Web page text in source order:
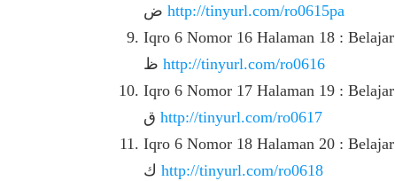
http://tinyurl.com/ro0615pa
Iqro 6 Nomor 16 Halaman 18 : Belajar نْ (Nun Sukun) atau Tanwin Bertemu ط
http://tinyurl.com/ro0616
Iqro 6 Nomor 17 Halaman 19 : Belajar نْ (Nun Sukun) atau Tanwin Bertemu ف
http://tinyurl.com/ro0617
Iqro 6 Nomor 18 Halaman 20 : Belajar نْ (Nun Sukun) atau Tanwin Bertemu
http://tinyurl.com/ro0618